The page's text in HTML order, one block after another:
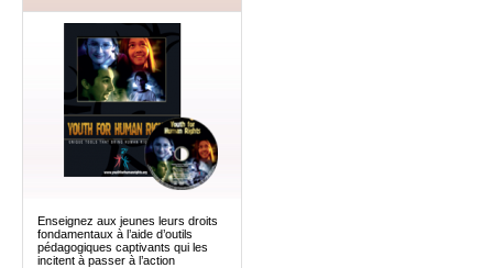
Enseignez aux jeunes leurs droits
fondamentaux à l’aide d’outils
pédagogiques captivants qui les
incitent à passer à l’action